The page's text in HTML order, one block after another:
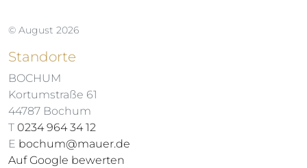
© August 2026
Standorte
BOCHUM
Kortumstraße 61
44787 Bochum
T 0234 964 34 12
E bochum@mauer.de
Auf Google bewerten